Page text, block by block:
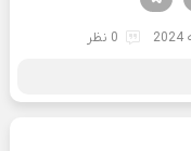
0 نظر